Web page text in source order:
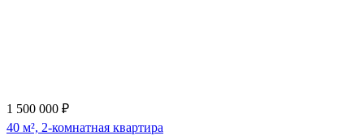
1 500 000 ₽
40 м², 2-комнатная квартира